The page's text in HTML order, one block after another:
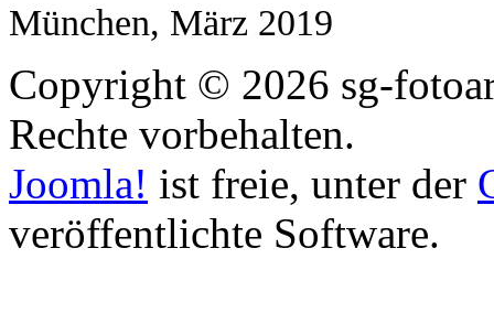
München, März 2019
Copyright © 2026 sg-
Rechte vorbehalten.
Joomla! ist freie, unter der
veröffentlichte Software.